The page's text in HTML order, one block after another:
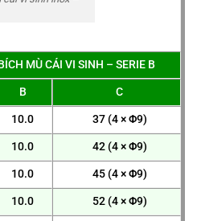
MÙ CÁI VI SINH – SERIE B
B
C
10.0
37 (4 × Φ9)
10.0
42 (4 × Φ9)
10.0
45 (4 × Φ9)
10.0
52 (4 × Φ9)